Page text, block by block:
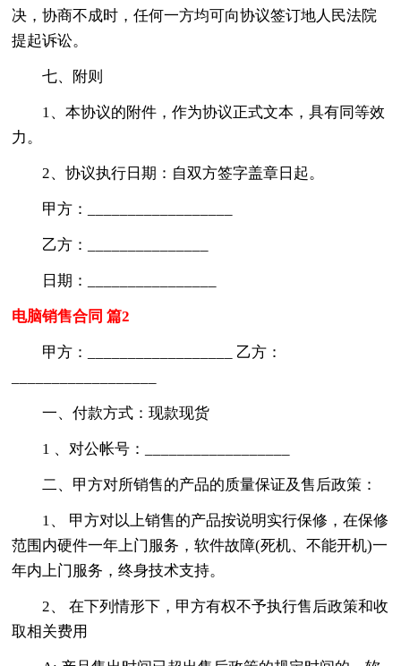
决，协商不成时，任何一方均可向协议签订地人民法院
提起诉讼。
七、附则
1、本协议的附件，作为协议正式文本，具有同等效
力。
2、协议执行日期：自双方签字盖章日起。
甲方：__________________
乙方：_______________
日期：________________
电脑销售合同 篇2
甲方：__________________ 乙方：
一、付款方式：现款现货
1 、对公帐号：__________________
二、甲方对所销售的产品的质量保证及售后政策：
1、 甲方对以上销售的产品按说明实行保修，在保修
范围内硬件一年上门服务，软件故障(死机、不能开机)一
年内上门服务，终身技术支持。
2、 在下列情形下，甲方有权不予执行售后政策和收
取相关费用